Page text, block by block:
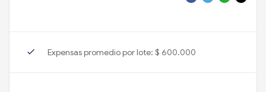
check Expensas promedio por lote: $ 600.000